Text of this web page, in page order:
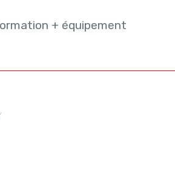
+ équipement